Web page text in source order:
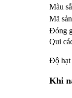
Màu
Mã
Đóng
Qui
Độ hạt
Khi